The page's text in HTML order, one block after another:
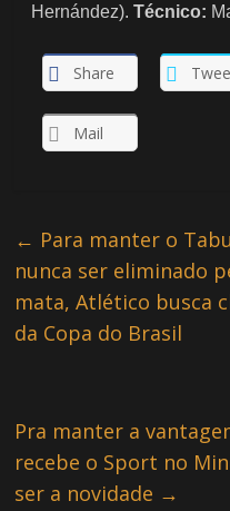
Hernández).Técnico:
Share
Mail
← Para manter o
nunca ser eliminado
mata, Atlético busca
da Copa do Brasil
Pra manter a
recebe o Sport no
ser a novidade →